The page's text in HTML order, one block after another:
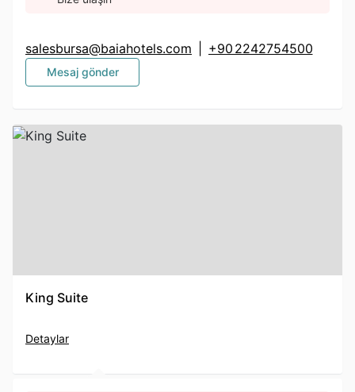
Mesaj gönder
salesbursa@baiahotels.com +90 2242754500
King Suite
Detaylar